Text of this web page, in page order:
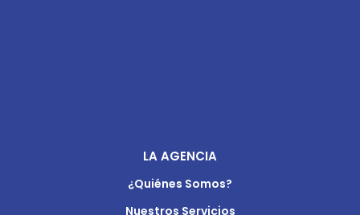
LA AGENCIA
¿Quiénes Somos?
Nuestros Servicios